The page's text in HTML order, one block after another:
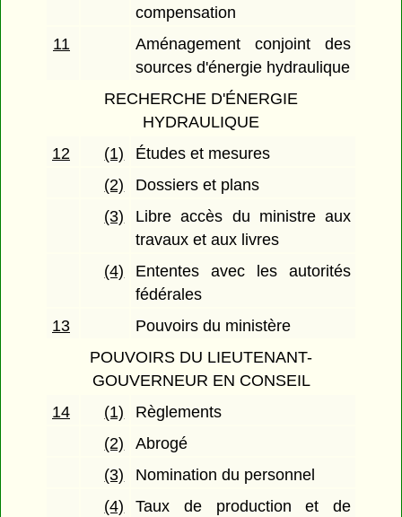
compensation
11
Aménagement conjoint des
sources d'énergie hydraulique
RECHERCHE D'ÉNERGIE
HYDRAULIQUE
12
(1)
Études et mesures
(2)
Dossiers et plans
(3)
Libre accès du ministre aux
travaux et aux livres
(4)
Ententes avec les autorités
fédérales
13
Pouvoirs du ministère
POUVOIRS DU LIEUTENANT-
GOUVERNEUR EN CONSEIL
14
(1)
Règlements
(2)
Abrogé
(3)
Nomination du personnel
(4)
Taux de production et de